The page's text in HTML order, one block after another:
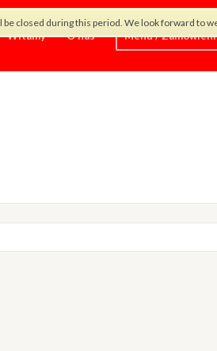
closed during this period. We look forward to
Witamy O nas Menu /